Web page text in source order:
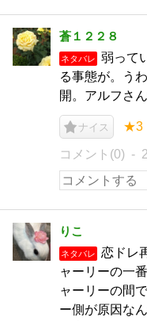
蒼１２２８
ネタバレ
弱って
る事態が。う
開。アルフさ
ナイス ★3
コメント(0)
りこ
ネタバレ
恋ドレ
ャーリーの一
ャーリーの間
ー側が原因な